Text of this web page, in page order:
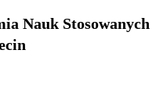
Nauk Stosowanych